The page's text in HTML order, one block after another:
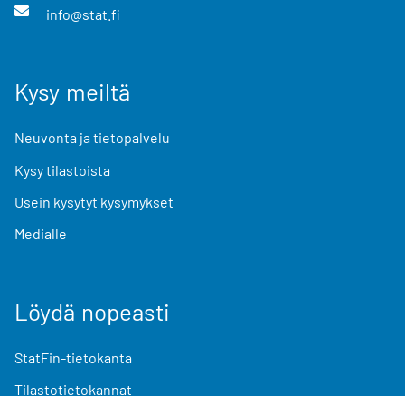
info@stat.fi
Kysy meiltä
Neuvonta ja tietopalvelu
Kysy tilastoista
Usein kysytyt kysymykset
Medialle
Löydä nopeasti
StatFin-tietokanta
Tilastotietokannat